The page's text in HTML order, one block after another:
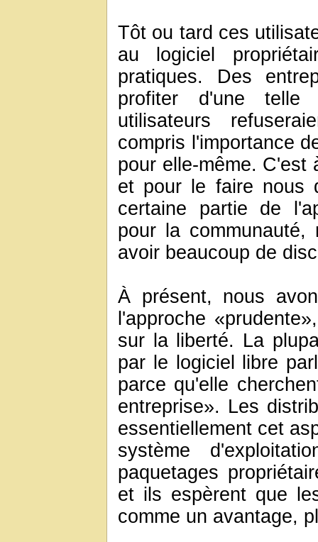
Tôt ou tard ces
au logiciel
pratiques. Des
profiter d'une telle
utilisateurs
compris l'importance
pour elle-même. C'est
et pour le faire nous
certaine partie de
pour la communauté,
avoir beaucoup de
À présent, nous
l'approche
sur la liberté. La
par le logiciel libre
parce qu'elle
entreprise». Les
essentiellement cet
système
paquetages
et ils espèrent que
comme un avantage,